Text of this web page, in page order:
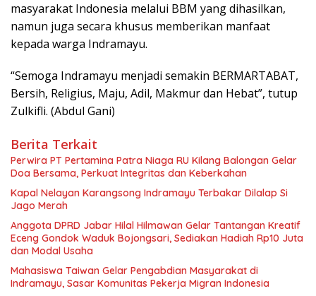
masyarakat Indonesia melalui BBM yang dihasilkan,
namun juga secara khusus memberikan manfaat
kepada warga Indramayu.
“Semoga Indramayu menjadi semakin BERMARTABAT,
Bersih, Religius, Maju, Adil, Makmur dan Hebat”, tutup
Zulkifli. (Abdul Gani)
Berita Terkait
Perwira PT Pertamina Patra Niaga RU Kilang Balongan Gelar
Doa Bersama, Perkuat Integritas dan Keberkahan
Kapal Nelayan Karangsong Indramayu Terbakar Dilalap Si
Jago Merah
Anggota DPRD Jabar Hilal Hilmawan Gelar Tantangan Kreatif
Eceng Gondok Waduk Bojongsari, Sediakan Hadiah Rp10 Juta
dan Modal Usaha
Mahasiswa Taiwan Gelar Pengabdian Masyarakat di
Indramayu, Sasar Komunitas Pekerja Migran Indonesia